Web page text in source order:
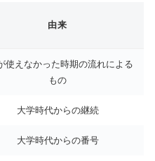
由来
使えなかった時期の流れによる
もの
大学時代からの継続
大学時代からの番号